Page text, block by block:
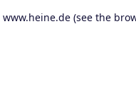
www.heine.de(see the